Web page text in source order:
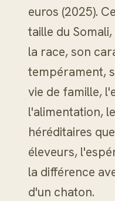
euros (2025).
taille du
la race, son
tempérament,
vie de famille,
l'alimentation,
héréditaires
éleveurs,
la différence
d'un chaton.